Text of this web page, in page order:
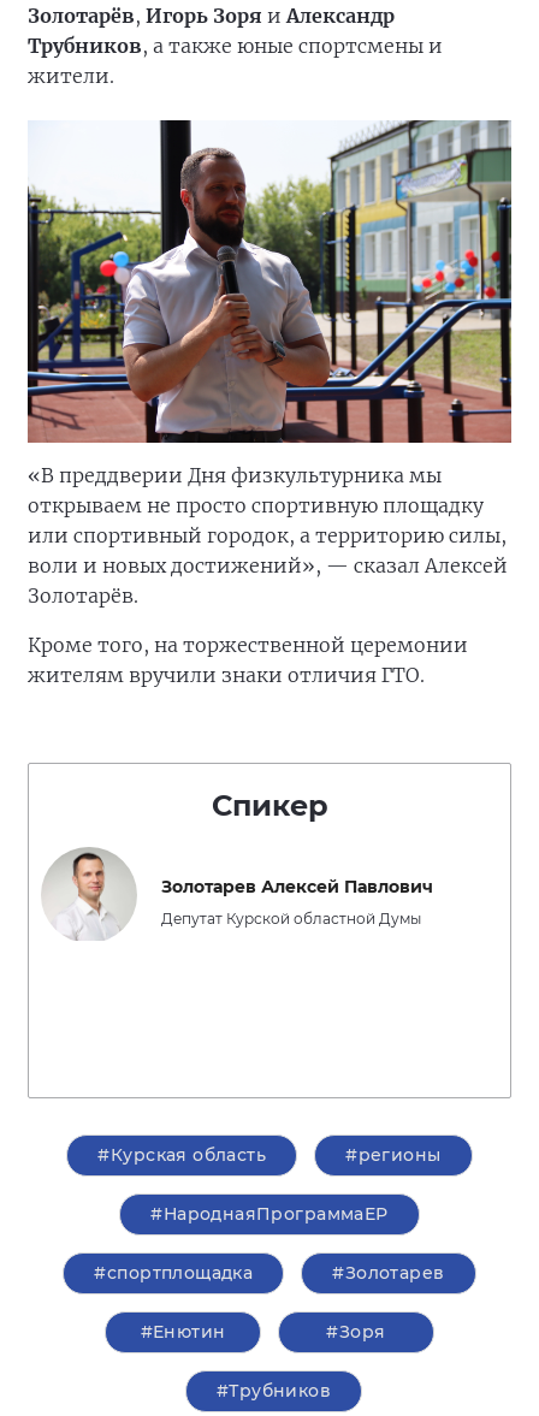
Золотарёв, Игорь Зоря иАлександр
Трубников, а также юные спортсмены и
жители.
«В преддверии Дня физкультурника мы
открываем не просто спортивную площадку
или спортивный городок, а территорию силы,
воли и новых достижений», — сказал Алексей
Золотарёв.
Кроме того, на торжественной церемонии
жителям вручили знаки отличия ГТО.
Спикер
Золотарев Алексей Павлович
Депутат Курской областной Думы
#Курская область #регионы
#НароднаяПрограммаЕР
#спортплощадка #Золотарев
#Енютин #Зоря
#Трубников